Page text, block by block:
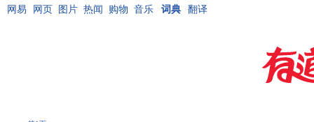
网易 网页 图片 热闻 购物 音乐 词典 翻译